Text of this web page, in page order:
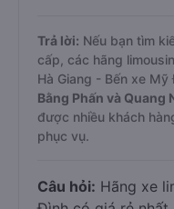
Trả lời: Nếu bạn tìm
cấp, các hãng
Hà Giang - Bến xe Mỹ
Bằng Phấn và Quang
được nhiều khách
phục vụ.
Câu hỏi: Hãng xe